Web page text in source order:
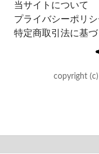
当サイトについて
プライバシーポリシ
特定商取引法に基
copyright